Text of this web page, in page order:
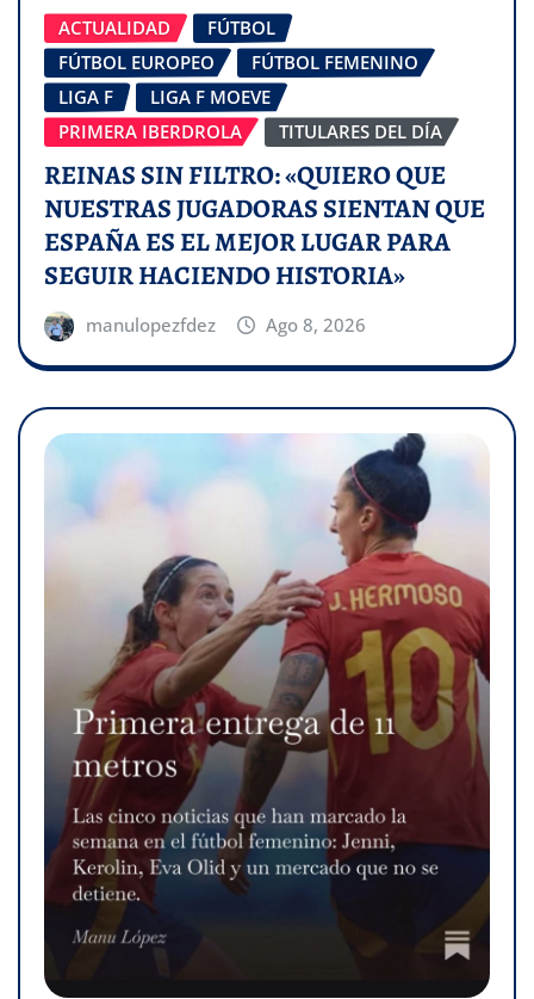
ACTUALIDAD
FÚTBOL
FÚTBOL EUROPEO
FÚTBOL FEMENINO
LIGA F
LIGA F MOEVE
PRIMERA IBERDROLA
TITULARES DEL DÍA
REINAS SIN FILTRO: «QUIERO QUE
NUESTRAS JUGADORAS SIENTAN QUE
ESPAÑA ES EL MEJOR LUGAR PARA
SEGUIR HACIENDO HISTORIA»
manulopezfdez Ago 8, 2026